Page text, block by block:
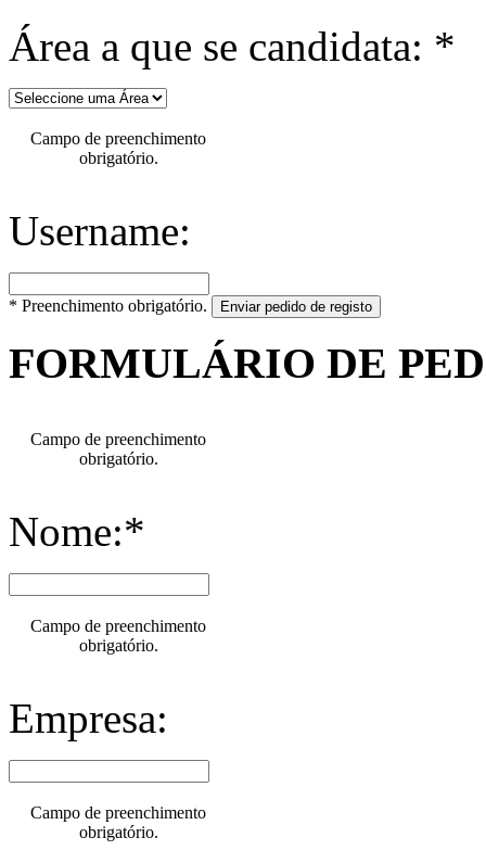
Área a que se candidata: *
Campo de preenchimento
obrigatório.
Username:
* Preenchimento obrigatório. Enviar pedido de registo
FORMULÁRIO DE
Campo de preenchimento
obrigatório.
Nome:*
Campo de preenchimento
obrigatório.
Empresa:
Campo de preenchimento
obrigatório.